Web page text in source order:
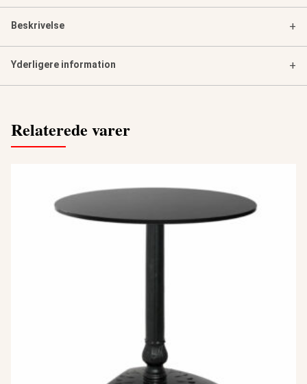
Beskrivelse +
Yderligere information +
Relaterede varer